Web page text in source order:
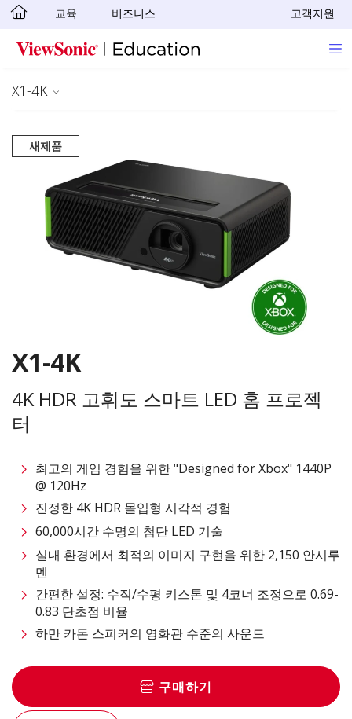
Skip to main content
교육 비즈니스 고객지원
X1-4K
새제품
X1-4K
4K HDR 고휘도 스마트 LED 홈 프로젝
터
최고의 게임 경험을 위한 "Designed for Xbox" 1440P
@ 120Hz
진정한 4K HDR 몰입형 시각적 경험
60,000시간 수명의 첨단 LED 기술
실내 환경에서 최적의 이미지 구현을 위한 2,150 안시루
멘
간편한 설정: 수직/수평 키스톤 및 4코너 조정으로 0.69-
0.83 단초점 비율
하만 카돈 스피커의 영화관 수준의 사운드
구매하기